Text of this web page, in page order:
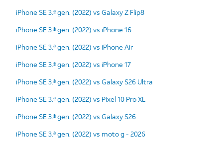
iPhone SE 3.ª gen. (2022) vs Galaxy Z Flip8
iPhone SE 3.ª gen. (2022) vs iPhone 16
iPhone SE 3.ª gen. (2022) vs iPhone Air
iPhone SE 3.ª gen. (2022) vs iPhone 17
iPhone SE 3.ª gen. (2022) vs Galaxy S26 Ultra
iPhone SE 3.ª gen. (2022) vs Pixel 10 Pro XL
iPhone SE 3.ª gen. (2022) vs Galaxy S26
iPhone SE 3.ª gen. (2022) vs moto g - 2026